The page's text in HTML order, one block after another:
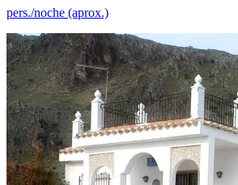
pers./noche (aprox.)